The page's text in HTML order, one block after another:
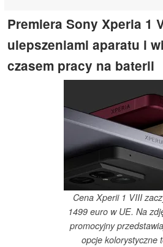
Premiera Sony Xperia 1
ulepszeniami aparatu i
czasem pracy na baterii
Cena Xperii 1 VIII
1499 euro w UE. Na
promocyjny
opcje kolorystyczne